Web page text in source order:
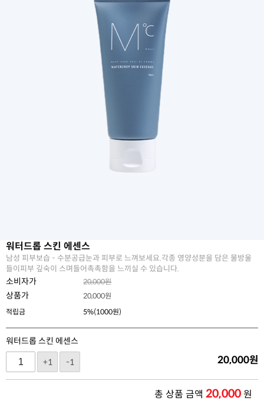
워터드롭 스킨 에센스
남성 피부보습 - 수분공급눈과 피부로 느껴보세요.각종 영양성분을 담은 물방울
들이피부 깊숙이 스며들어촉촉함을 느끼실 수 있습니다.
소비자가 20,000원
상품가 20,000원
적립금
5%(1000원)
워터드롭 스킨 에센스
+1
-1 20,000원
총 상품 금액 20,000원